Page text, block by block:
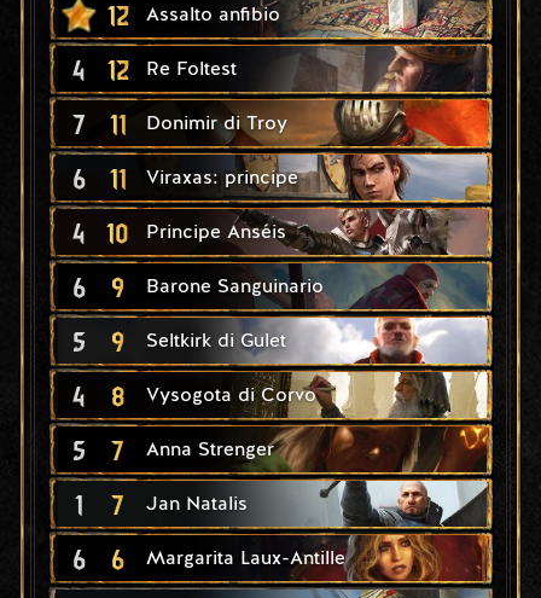
12 Assalto anfibio
4 12 Re Foltest
7 11 Donimir di Troy
6 11 Viraxas: principe
4 10 Principe Anséis
6 9 Barone Sanguinario
5 9 Seltkirk di Gulet
4 8 Vysogota di Corvo
5 7 Anna Strenger
1 7 Jan Natalis
6 6 Margarita Laux-Antille